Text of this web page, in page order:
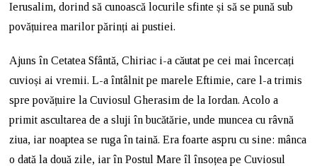
Ierusalim, dorind să cunoască locurile sfinte și să se pună sub
povățuirea marilor părinți ai pustiei.
Ajuns în Cetatea Sfântă, Chiriac i-a căutat pe cei mai încercați
cuvioși ai vremii. L-a întâlnit pe marele Eftimie, care l-a trimis
spre povățuire la Cuviosul Gherasim de la Iordan. Acolo a
primit ascultarea de a sluji în bucătărie, unde muncea cu râvnă
ziua, iar noaptea se ruga în taină. Era foarte aspru cu sine: mânca
o dată la două zile, iar în Postul Mare îl însoțea pe Cuviosul